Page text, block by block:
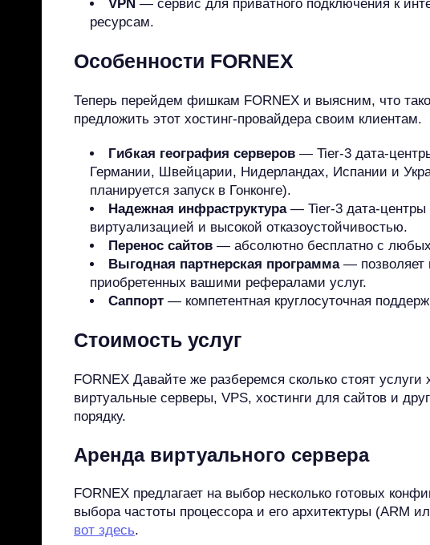
VPN — сервис для приватного подключения к
ресурсам.
Особенности FORNEX
Теперь перейдем фишкам FORNEX и выясним, что
предложить этот хостинг-провайдера своим клиентам.
Гибкая география серверов — Tier-3 дата-
Германии, Швейцарии, Нидерландах, Испании и
планируется запуск в Гонконге).
Надежная инфраструктура— Tier-3 дата-центры
виртуализацией и высокой отказоустойчивостью.
Перенос сайтов — абсолютно бесплатно с любых
Выгодная партнерская программа— позволяет
приобретенных вашими рефералами услуг.
Саппорт — компетентная круглосуточная
Стоимость услуг
FORNEX Давайте же разберемся сколько стоят услуги
виртуальные серверы, VPS, хостинги для сайтов и
порядку.
Аренда виртуального сервера
FORNEX предлагает на выбор несколько готовых
выбора частоты процессора и его архитектуры (ARM
вот здесь.